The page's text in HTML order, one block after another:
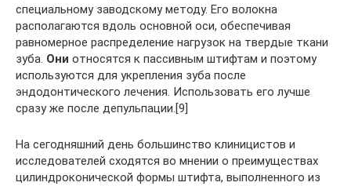
специальному заводскому методу. Его волокна
располагаются вдоль основной оси, обеспечивая
равномерное распределение нагрузок на твердые ткани
зуба. Они относятся к пассивным штифтам и поэтому
используются для укрепления зуба после
эндодонтического лечения. Использовать его лучше
сразу же после депульпации.[9]
На сегодняшний день большинство клиницистов и
исследователей сходятся во мнении о преимуществах
цилиндроконической формы штифта, выполненного из